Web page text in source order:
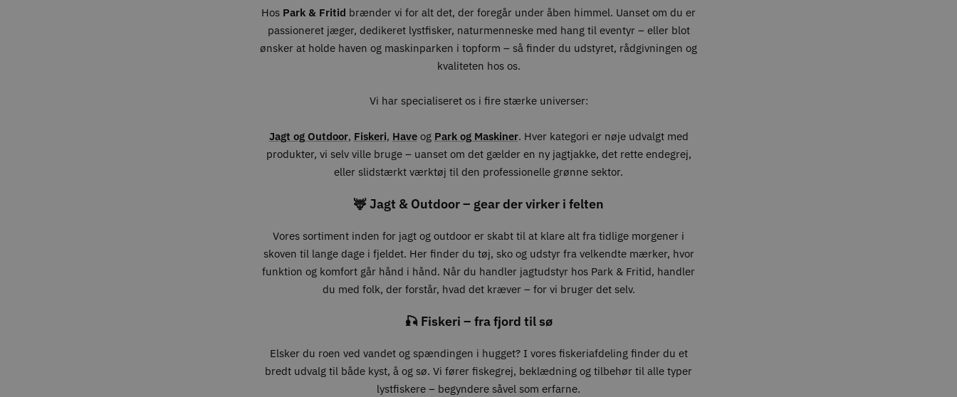
Hos Park & Fritid brænder vi for alt det, der foregår under åben himmel. Uanset om du er
passioneret jæger, dedikeret lystfisker, naturmenneske med hang til eventyr – eller blot
ønsker at holde haven og maskinparken i topform – så finder du udstyret, rådgivningen og
kvaliteten hos os.
Vi har specialiseret os i fire stærke universer:
Jagt og Outdoor, Fiskeri, Haveog Park og Maskiner. Hver kategori er nøje udvalgt med
produkter, vi selv ville bruge – uanset om det gælder en ny jagtjakke, det rette endegrej,
eller slidstærkt værktøj til den professionelle grønne sektor.
🦌 Jagt & Outdoor – gear der virker i felten
Vores sortiment inden for jagt og outdoor er skabt til at klare alt fra tidlige morgener i
skoven til lange dage i fjeldet. Her finder du tøj, sko og udstyr fra velkendte mærker, hvor
funktion og komfort går hånd i hånd. Når du handler jagtudstyr hos Park & Fritid, handler
du med folk, der forstår, hvad det kræver – for vi bruger det selv.
🎣 Fiskeri – fra fjord til sø
Elsker du roen ved vandet og spændingen i hugget? I vores fiskeriafdeling finder du et
bredt udvalg til både kyst, å og sø. Vi fører fiskegrej, beklædning og tilbehør til alle typer
lystfiskere – begyndere såvel som erfarne.